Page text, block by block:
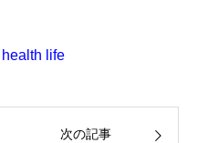
life
次の記事